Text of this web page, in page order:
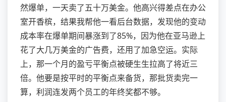
然爆单，一天卖了五十万美金。他高兴得差点在办公
室开香槟，结果我帮他一看后台数据，发现他的变动
成本率在爆单期间暴涨到了85%，因为他在亚马逊上
花了大几万美金的广告费，还用了加急空运。实际
上，那一个月的盈亏平衡点被硬生生拉高了将近三
倍。他要是按平时的平衡点来备货，那批货卖完一
算，利润连发两个员工的年终奖都不够。